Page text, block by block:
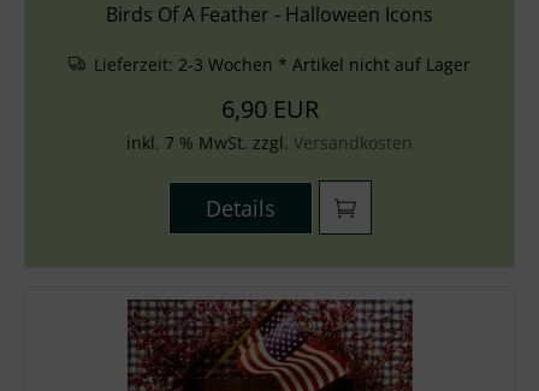
Birds Of A Feather - Halloween Icons
Lieferzeit: 2-3 Wochen * Artikel nicht auf Lager
6,90 EUR
inkl. 7 % MwSt. zzgl. Versandkosten
Details